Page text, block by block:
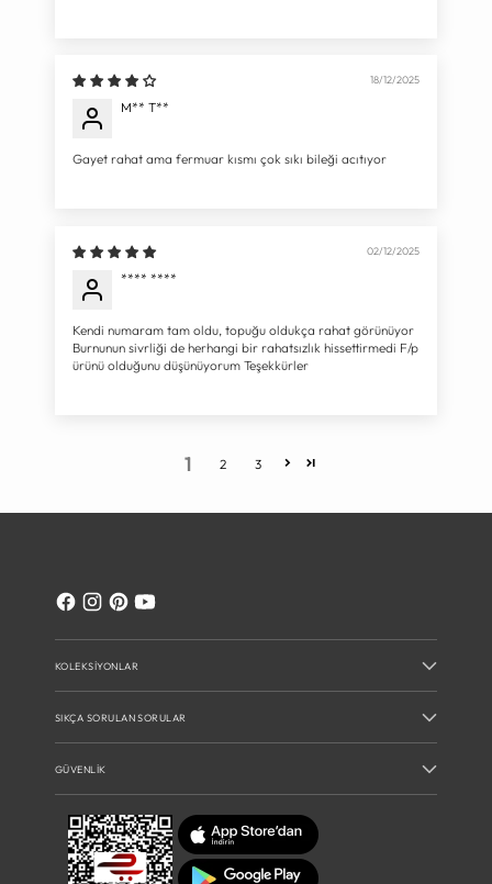
18/12/2025
M** T**
Gayet rahat ama fermuar kısmı çok sıkı bileği acıtıyor
02/12/2025
**** ****
Kendi numaram tam oldu, topuğu oldukça rahat görünüyor
Burnunun sivrliği de herhangi bir rahatsızlık hissettirmedi F/p
ürünü olduğunu düşünüyorum Teşekkürler
1 2 3
KOLEKSIYONLAR
SIKÇA SORULAN SORULAR
GÜVENLIK